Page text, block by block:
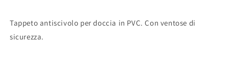
Tappeto antiscivolo per doccia in PVC. Con ventose di
sicurezza.